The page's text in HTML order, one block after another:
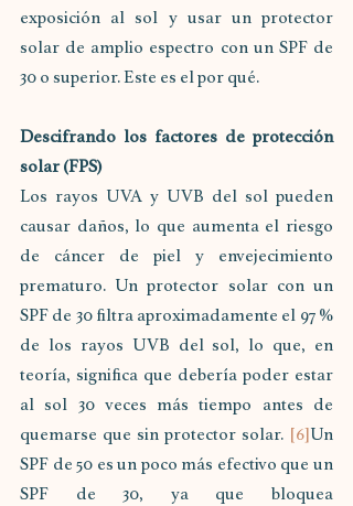
exposición al sol y usar un protector
solar de amplio espectro con un SPF de
30 o superior. Este es el por qué.
Descifrando los factores de protección
solar (FPS)
Los rayos UVA y UVB del sol pueden
causar daños, lo que aumenta el riesgo
de cáncer de piel y envejecimiento
prematuro. Un protector solar con un
SPF de 30 filtra aproximadamente el 97 %
de los rayos UVB del sol, lo que, en
teoría, significa que debería poder estar
al sol 30 veces más tiempo antes de
quemarse que sin protector solar. [6]Un
SPF de 50 es un poco más efectivo que un
SPF de 30, ya que bloquea